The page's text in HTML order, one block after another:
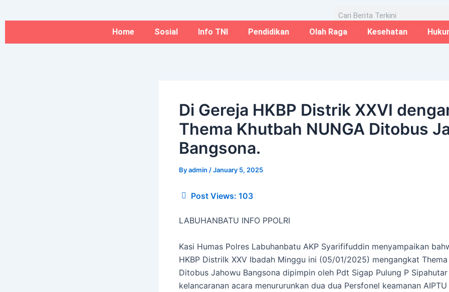
to
Home Sosial Info TNI Pendidikan Olah Raga Kesehatan
Di Gereja HKBP Distrik XXVI
Thema Khutbah NUNGA Ditobus
Bangsona.
Byadmin /January 5, 2025
Post Views: 103
LABUHANBATU INFO PPOLRI
Kasi Humas Polres Labuhanbatu AKP Syarififuddin menyampaikan
HKBP Distrilk XXV Ibadah Minggu ini (05/01/2025) mengangkat Thema
Ditobus Jahowu Bangsona dipimpin oleh Pdt Sigap Pulung P Sipahutar
kelancaranan acara menururunkan dua dua Persfonel keamanan